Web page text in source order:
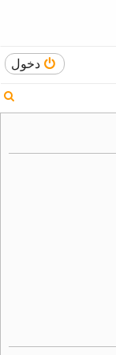
دخول